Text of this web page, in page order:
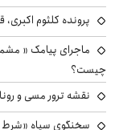
پرونده کلثوم
ماجرای پیامک «
چیست؟
نقشه ترور مسی و
سخنگوی سپاه «شرط